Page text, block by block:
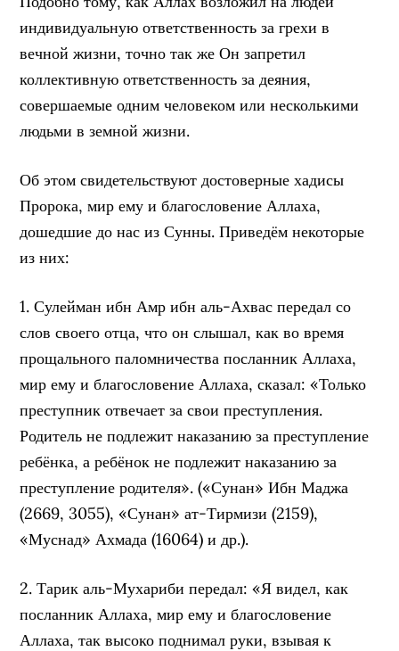
индивидуальную ответственность за грехи в
вечной жизни, точно так же Он запретил
коллективную ответственность за деяния,
совершаемые одним человеком или несколькими
людьми в земной жизни.
Об этом свидетельствуют достоверные хадисы
Пророка, мир ему и благословение Аллаха,
дошедшие до нас из Сунны. Приведём некоторые
из них:
1. Сулейман ибн Амр ибн аль-Ахвас передал со
слов своего отца, что он слышал, как во время
прощального паломничества посланник Аллаха,
мир ему и благословение Аллаха, сказал: «Только
преступник отвечает за свои преступления.
Родитель не подлежит наказанию за преступление
ребёнка, а ребёнок не подлежит наказанию за
преступление родителя». («Сунан» Ибн Маджа
(2669, 3055), «Сунан» ат-Тирмизи (2159),
«Муснад» Ахмада (16064) и др.).
2. Тарик аль-Мухариби передал: «Я видел, как
посланник Аллаха, мир ему и благословение
Аллаха, так высоко поднимал руки, взывая к